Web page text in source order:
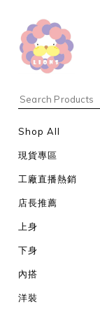
Shop All
現貨專區
工廠直播熱銷
店長推薦
上身
下身
內搭
洋裝